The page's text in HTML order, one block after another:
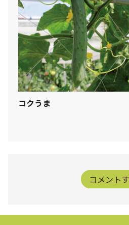
コクうま
コメント